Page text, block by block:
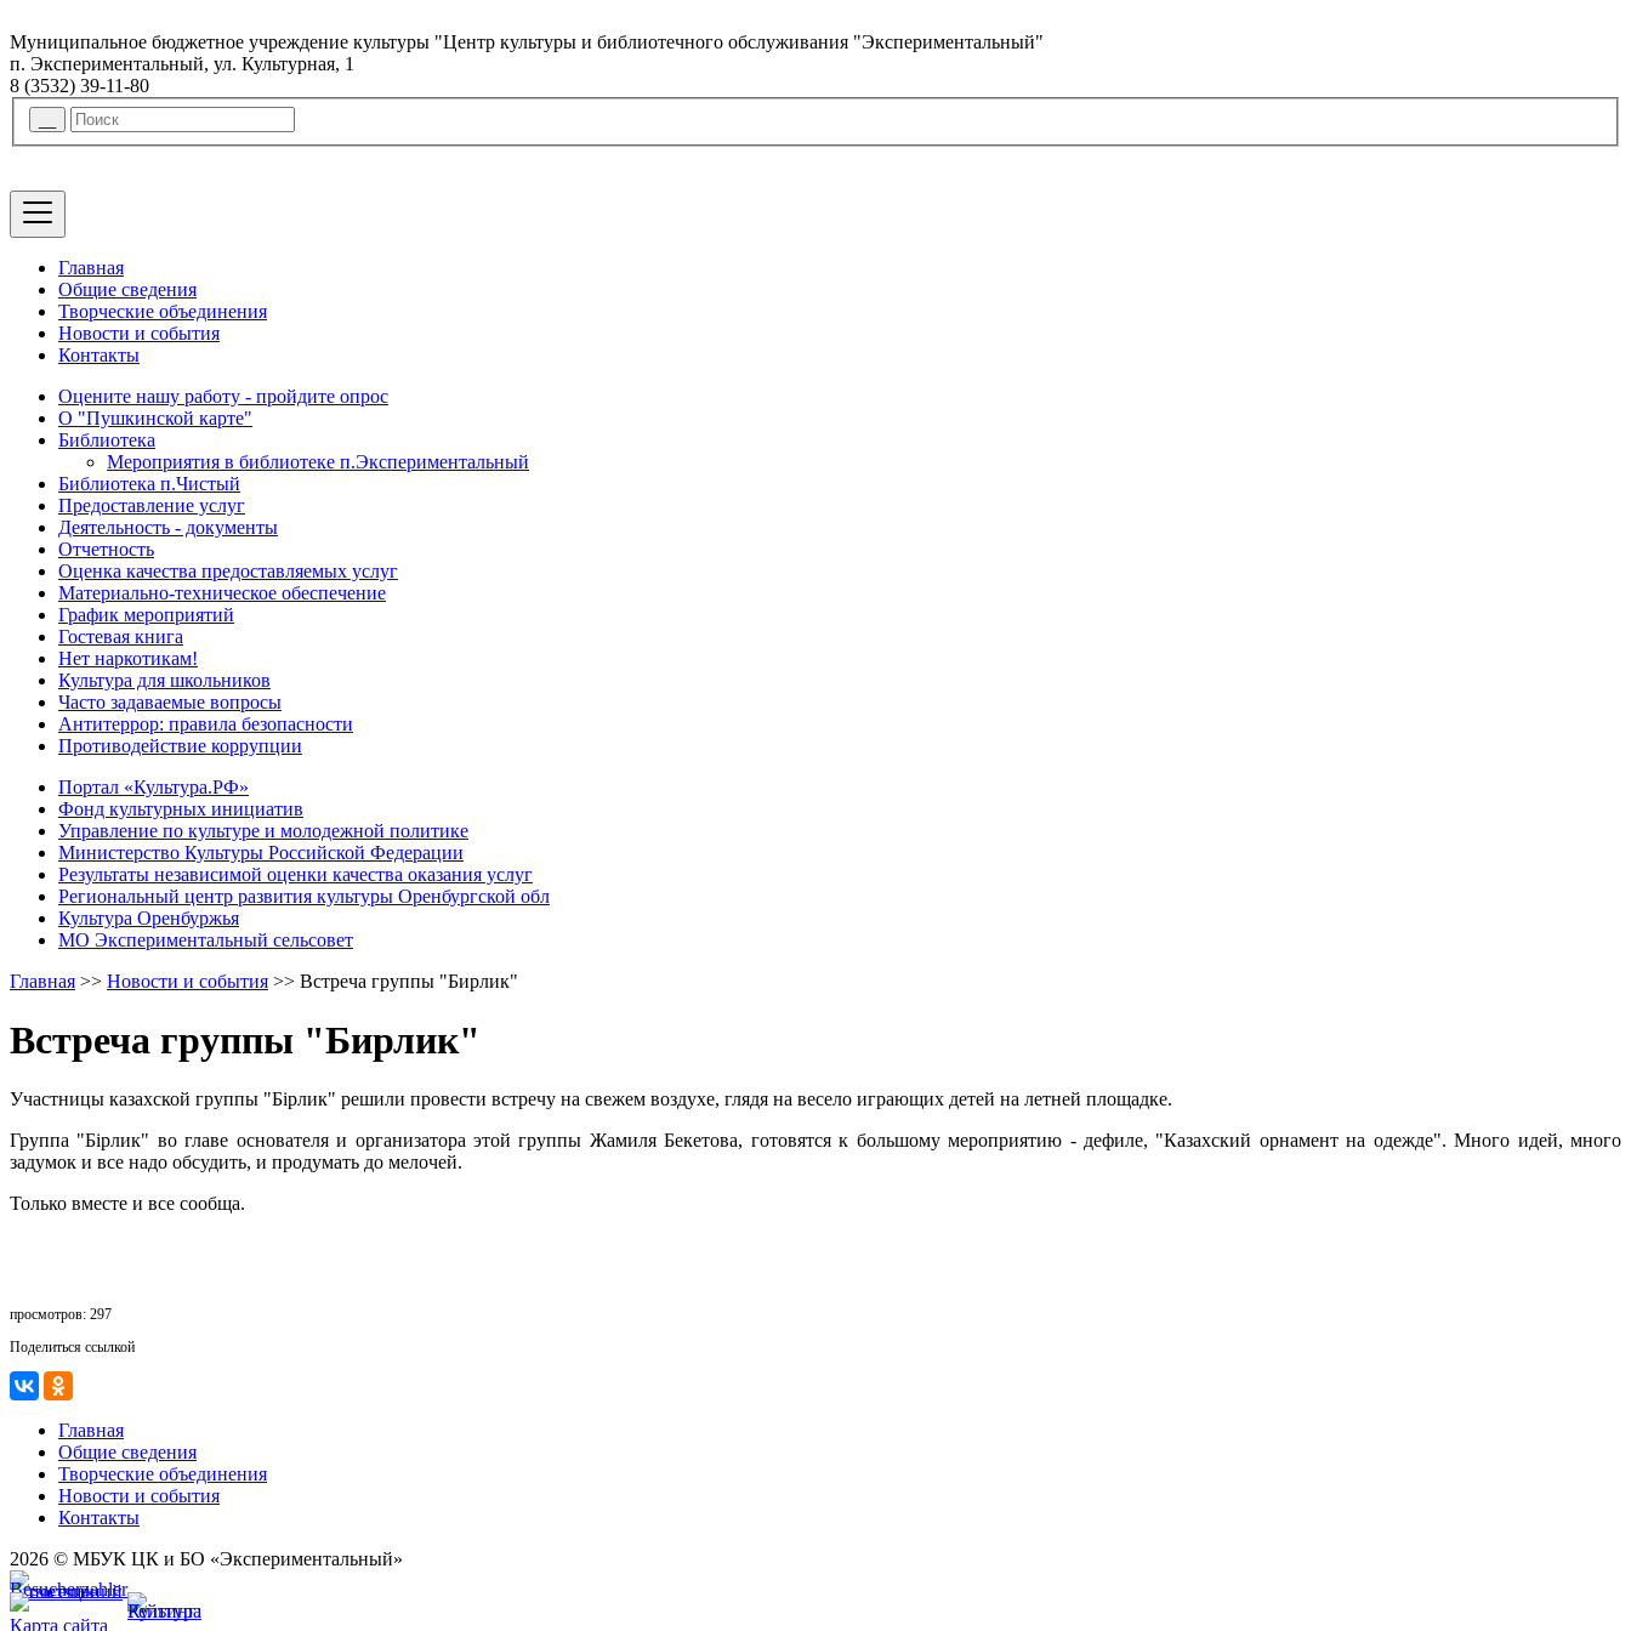
Муниципальное бюджетное учреждение культуры "Центр культуры и библиотечного обслуживания "Экспериментальный"
п. Экспериментальный, ул. Культурная, 1
8 (3532) 39-11-80
Главная
Общие сведения
Творческие объединения
Новости и события
Контакты
Оцените нашу работу - пройдите опрос
О "Пушкинской карте"
Библиотека
Мероприятия в библиотеке п.Экспериментальный
Библиотека п.Чистый
Предоставление услуг
Деятельность - документы
Отчетность
Оценка качества предоставляемых услуг
Материально-техническое обеспечение
График мероприятий
Гостевая книга
Нет наркотикам!
Культура для школьников
Часто задаваемые вопросы
Антитеррор: правила безопасности
Противодействие коррупции
Портал «Культура.РФ»
Фонд культурных инициатив
Управление по культуре и молодежной политике
Министерство Культуры Российской Федерации
Результаты независимой оценки качества оказания услуг
Региональный центр развития культуры Оренбургской обл
Культура Оренбуржья
МО Экспериментальный сельсовет
Главная >> Новости и события >> Встреча группы "Бирлик"
Встреча группы "Бирлик"
Участницы казахской группы "Бiрлик" решили провести встречу на свежем воздухе, глядя на весело играющих детей на летней площадке.
Группа "Бiрлик" во главе основателя и организатора этой группы Жамиля Бекетова, готовятся к большому мероприятию - дефиле, "Казахский орнамент на одежде". Много идей, много
задумок и все надо обсудить, и продумать до мелочей.
Только вместе и все сообща.
просмотров: 297
Поделиться ссылкой
Главная
Общие сведения
Творческие объединения
Новости и события
Контакты
2026 © МБУК ЦК и БО «Экспериментальный»
Карта сайта